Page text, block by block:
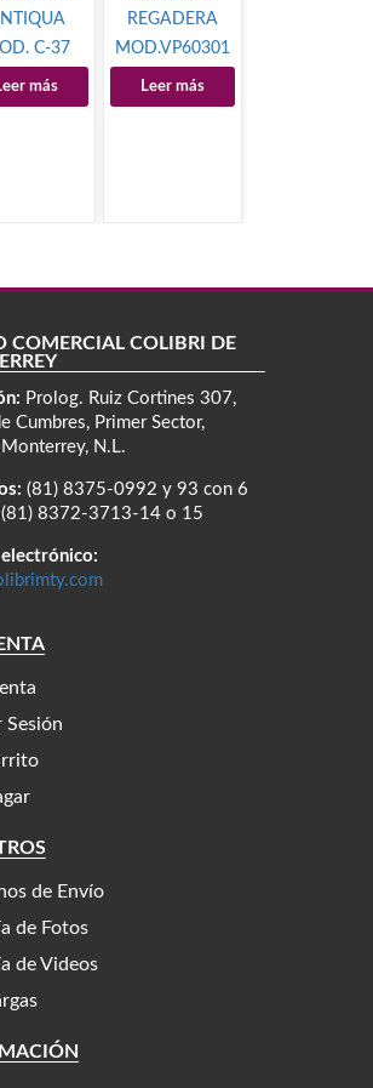
C-37
más
REGADERA
MOD.VP60301
Leer más
COMERCIAL COLIBRÍ DE
Prolog. Ruiz Cortines 307,
Cumbres, Primer Sector,
N.L.
(81) 8375-0992 y 93 con 6
(81) 8372-3713-14 o 15
Sesión
de Envío
de Fotos
de Videos